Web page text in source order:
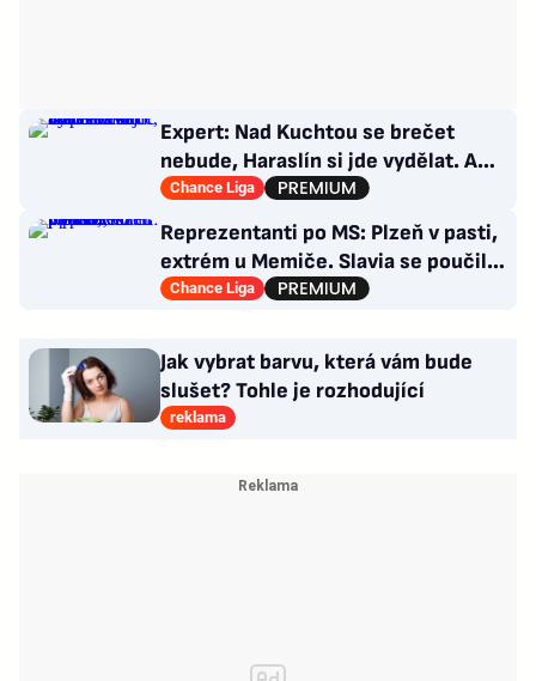
Expert: Nad Kuchtou se brečet
nebude, Haraslín si jde vydělat. A
ambice na titul? Až za rok
Chance Liga
Reprezentanti po MS: Plzeň v pasti,
extrém u Memiče. Slavia se poučila,
co Sparta?
Chance Liga
Jak vybrat barvu, která vám bude
slušet? Tohle je rozhodující
reklama